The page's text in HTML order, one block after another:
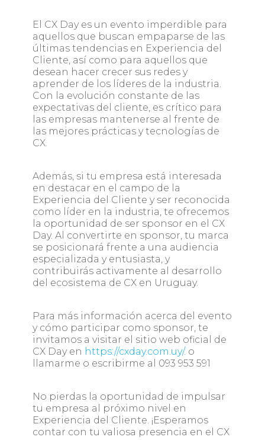
El CX Day es un evento imperdible para
aquellos que buscan empaparse de las
últimas tendencias en Experiencia del
Cliente, así como para aquellos que
desean hacer crecer sus redes y
aprender de los líderes de la industria.
Con la evolución constante de las
expectativas del cliente, es crítico para
las empresas mantenerse al frente de
las mejores prácticas y tecnologías de
CX.
Además, si tu empresa está interesada
en destacar en el campo de la
Experiencia del Cliente y ser reconocida
como líder en la industria, te ofrecemos
la oportunidad de ser sponsor en el CX
Day. Al convertirte en sponsor, tu marca
se posicionará frente a una audiencia
especializada y entusiasta, y
contribuirás activamente al desarrollo
del ecosistema de CX en Uruguay.
Para más información acerca del evento
y cómo participar como sponsor, te
invitamos a visitar el sitio web oficial de
CX Day en https://cxday.com.uy/. o
llamarme o escribirme al 093 953 591
No pierdas la oportunidad de impulsar
tu empresa al próximo nivel en
Experiencia del Cliente. ¡Esperamos
contar con tu valiosa presencia en el CX